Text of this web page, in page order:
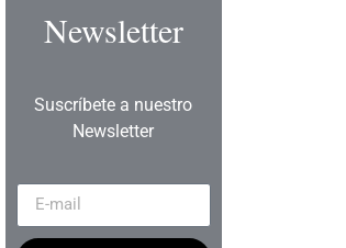
Newsletter
Suscríbete a nuestro
Newsletter